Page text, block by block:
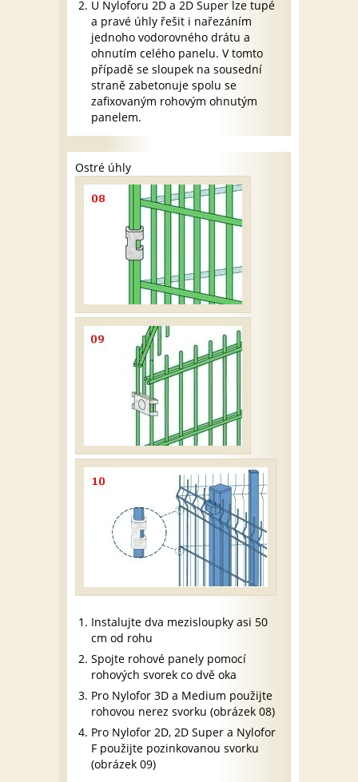
U Nyloforu 2D a 2D Super lze tupé
a pravé úhly řešit i nařezáním
jednoho vodorovného drátu a
ohnutím celého panelu. V tomto
případě se sloupek na sousední
straně zabetonuje spolu se
zafixovaným rohovým ohnutým
panelem.
Ostré úhly
Instalujte dva mezisloupky asi 50
cm od rohu
Spojte rohové panely pomocí
rohových svorek co dvě oka
Pro Nylofor 3D a Medium použijte
rohovou nerez svorku (obrázek 08)
Pro Nylofor 2D, 2D Super a Nylofor
F použijte pozinkovanou svorku
(obrázek 09)